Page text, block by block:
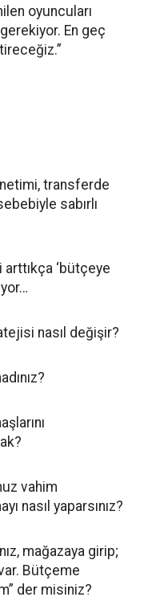
oyuncuları
En geç
transferde
sabırlı
‘bütçeye
nasıl değişir?
vahim
nasıl yaparsınız?
mağazaya girip;
Bütçeme
der misiniz?